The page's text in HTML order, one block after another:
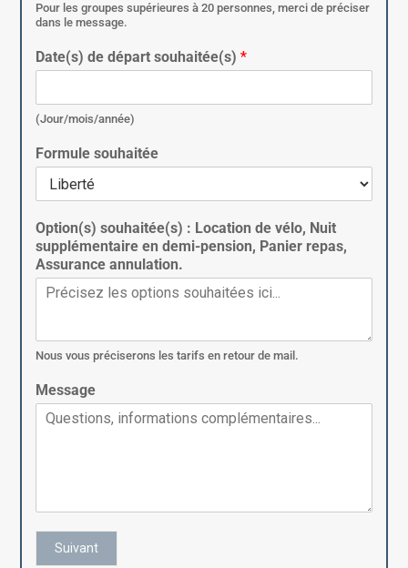
Pour les groupes supérieures à 20 personnes, merci de préciser
dans le message.
Date(s) de départ souhaitée(s)*
(Jour/mois/année)
Formule souhaitée
Option(s) souhaitée(s) : Location de vélo, Nuit
supplémentaire en demi-pension, Panier repas,
Assurance annulation.
Nous vous préciserons les tarifs en retour de mail.
Message
Suivant